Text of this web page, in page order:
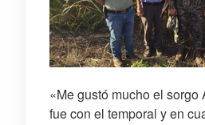
«Me gustó mucho el
fue con el temporal y en